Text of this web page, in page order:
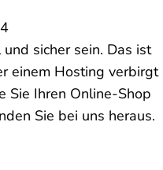
sicher sein. Das ist
einem Hosting verbirgt
Sie Ihren Online-Shop
Sie bei uns heraus.